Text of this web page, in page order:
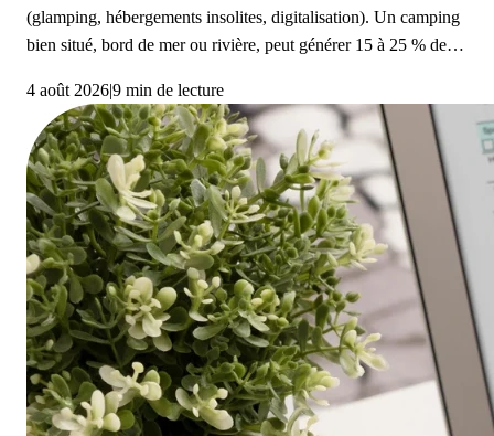
(glamping, hébergements insolites, digitalisation). Un camping
bien situé, bord de mer ou rivière, peut générer 15 à 25 % de
financement repose sur 70 % d’emprunt et 30 % d’apport. La
due diligence (audit comptable, conformité ERP, état du parc
locatif) est indispensable avant toute acquisition.
4 août 2026|9 min de lecture